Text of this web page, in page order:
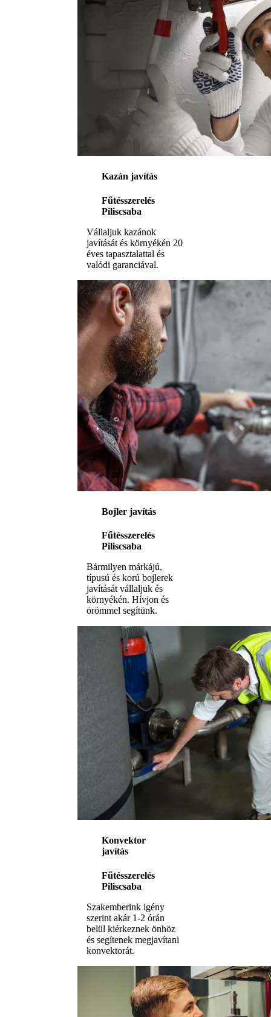
Kazán javítás
Fűtésszerelés
Piliscsaba
Vállaljuk kazánok
javítását és környékén 20
éves tapasztalattal és
valódi garanciával.
Bojler javítás
Fűtésszerelés
Piliscsaba
Bármilyen márkájú,
típusú és korú bojlerek
javítását vállaljuk és
környékén. Hívjon és
örömmel segítünk.
Konvektor
javítás
Fűtésszerelés
Piliscsaba
Szakemberink igény
szerint akár 1-2 órán
belül kiérkeznek önhöz
és segítenek megjavítani
konvektorát.